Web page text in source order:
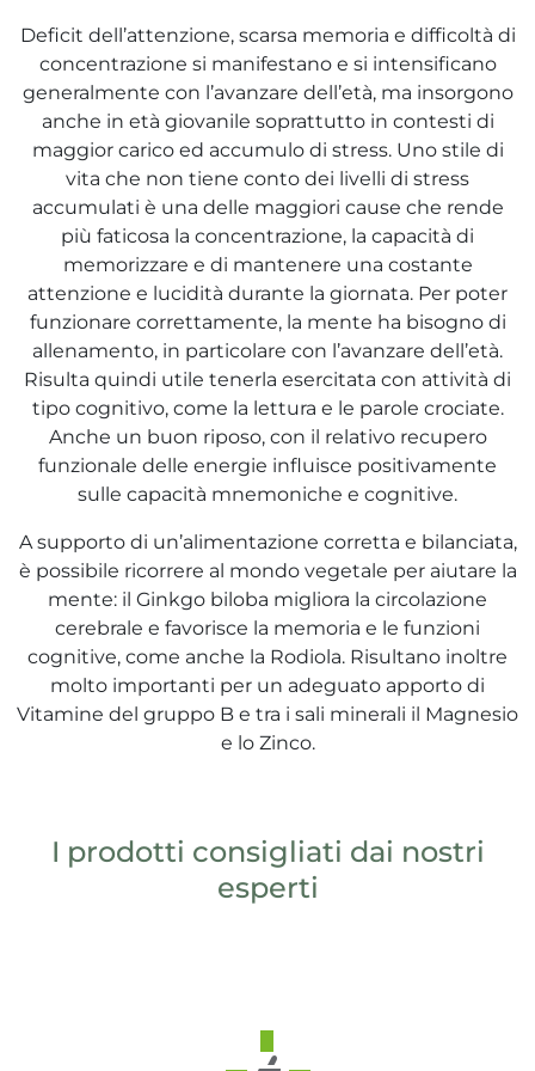
balsamo
dagli insetti
psico-fisico
Deficit dell’attenzione, scarsa memoria e difficoltà di
concentrazione si manifestano e si intensificano
generalmente con l’avanzare dell’età, ma insorgono
anche in età giovanile soprattutto in contesti di
maggior carico ed accumulo di stress. Uno stile di
vita che non tiene conto dei livelli di stress
accumulati è una delle maggiori cause che rende
più faticosa la concentrazione, la capacità di
memorizzare e di mantenere una costante
attenzione e lucidità durante la giornata. Per poter
funzionare correttamente, la mente ha bisogno di
allenamento, in particolare con l’avanzare dell’età.
Risulta quindi utile tenerla esercitata con attività di
tipo cognitivo, come la lettura e le parole crociate.
Anche un buon riposo, con il relativo recupero
funzionale delle energie influisce positivamente
sulle capacità mnemoniche e cognitive.
A supporto di un’alimentazione corretta e bilanciata,
è possibile ricorrere al mondo vegetale per aiutare la
mente: il Ginkgo biloba migliora la circolazione
cerebrale e favorisce la memoria e le funzioni
cognitive, come anche la Rodiola. Risultano inoltre
molto importanti per un adeguato apporto di
Vitamine del gruppo B e tra i sali minerali il Magnesio
e lo Zinco.
I prodotti consigliati dai nostri
esperti